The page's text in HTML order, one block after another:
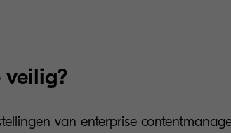
van enterprise